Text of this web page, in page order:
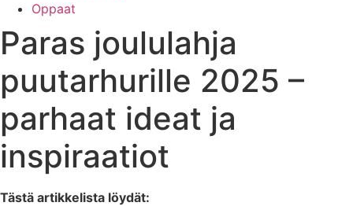
Oppaat
Paras joululahja
puutarhurille 2025 –
parhaat ideat ja
inspiraatiot
Tästä artikkelista löydät: